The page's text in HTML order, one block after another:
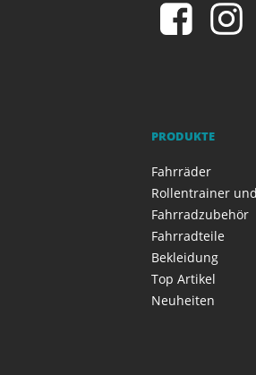
PRODUKTE
Fahrräder
Rollentrainer
Fahrradzubehör
Fahrradteile
Bekleidung
Top Artikel
Neuheiten